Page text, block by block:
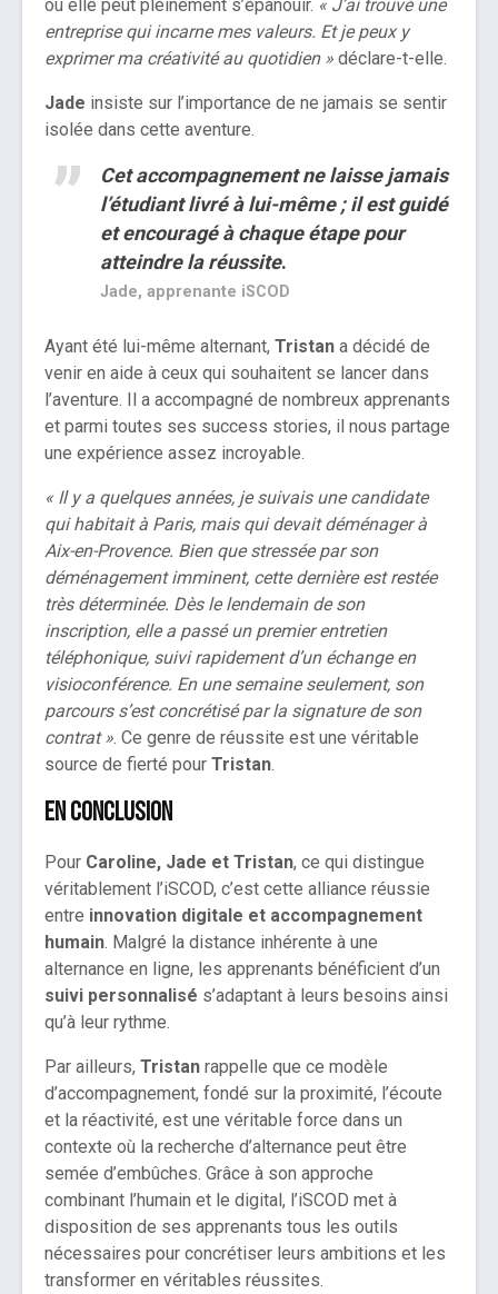
où elle peut pleinement s’épanouir. « J’ai trouvé une
entreprise qui incarne mes valeurs. Et je peux y
exprimer ma créativité au quotidien » déclare-t-elle.
Jade insiste sur l’importance de ne jamais se sentir
isolée dans cette aventure.
Cet accompagnement ne laisse jamais
l’étudiant livré à lui-même ; il est guidé
et encouragé à chaque étape pour
atteindre la réussite.
Jade, apprenante iSCOD
Ayant été lui-même alternant, Tristan a décidé de
venir en aide à ceux qui souhaitent se lancer dans
l’aventure. Il a accompagné de nombreux apprenants
et parmi toutes ses success stories, il nous partage
une expérience assez incroyable.
« Il y a quelques années, je suivais une candidate
qui habitait à Paris, mais qui devait déménager à
Aix-en-Provence. Bien que stressée par son
déménagement imminent, cette dernière est restée
très déterminée. Dès le lendemain de son
inscription, elle a passé un premier entretien
téléphonique, suivi rapidement d’un échange en
visioconférence. En une semaine seulement, son
parcours s’est concrétisé par la signature de son
contrat ». Ce genre de réussite est une véritable
source de fierté pour Tristan.
En conclusion
Pour Caroline, Jade et Tristan, ce qui distingue
véritablement l’iSCOD, c’est cette alliance réussie
entre innovation digitale et accompagnement
humain. Malgré la distance inhérente à une
alternance en ligne, les apprenants bénéficient d’un
suivi personnalisé s’adaptant à leurs besoins ainsi
qu’à leur rythme.
Par ailleurs, Tristan rappelle que ce modèle
d’accompagnement, fondé sur la proximité, l’écoute
et la réactivité, est une véritable force dans un
contexte où la recherche d’alternance peut être
semée d’embûches. Grâce à son approche
combinant l’humain et le digital, l’iSCOD met à
disposition de ses apprenants tous les outils
nécessaires pour concrétiser leurs ambitions et les
transformer en véritables réussites.